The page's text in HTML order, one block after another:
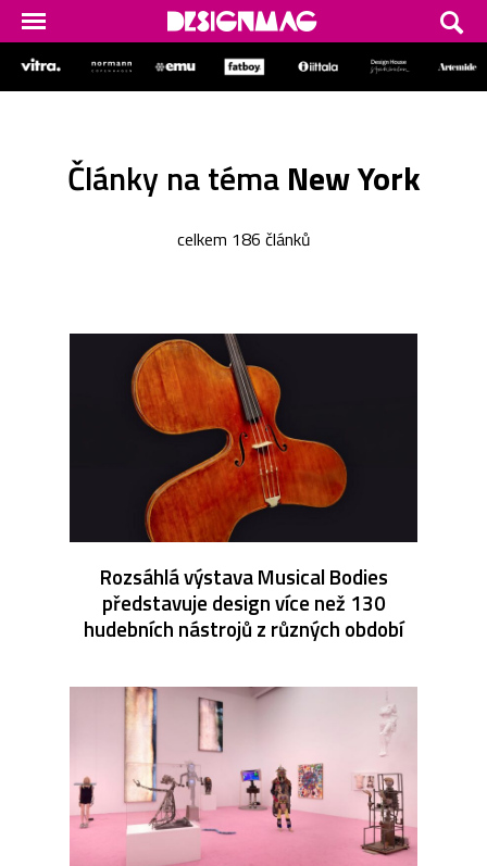
Články na témaNew York
celkem 186 článků
Rozsáhlá výstava Musical Bodies
představuje design více než 130
hudebních nástrojů z různých období